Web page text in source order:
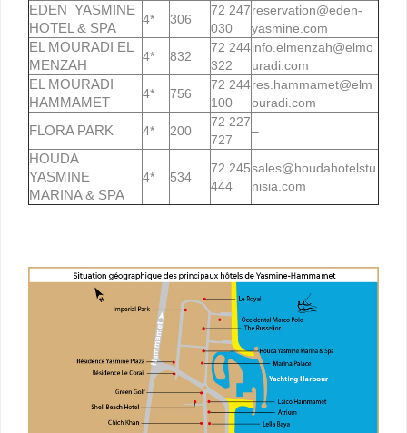
EDEN YASMINE
HOTEL & SPA
4* 306
72 247
030
reservation@eden-
yasmine.com
EL MOURADI EL
MENZAH
4* 832
72 244
322
info.elmenzah@elmo
uradi.com
EL MOURADI
HAMMAMET
4* 756
72 244
100
res.hammamet@elm
ouradi.com
FLORA PARK 4* 200
72 227
727
–
HOUDA
YASMINE
MARINA & SPA
4* 534
72 245
444
sales@houdahotelstu
nisia.com